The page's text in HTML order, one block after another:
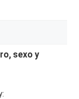
sexo y